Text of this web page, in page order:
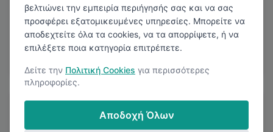
4.4 (1Κριτικές)
βελτιώνει την εμπειρία περιήγησής σας και να σας
προσφέρει εξατομικευμένες υπηρεσίες. Μπορείτε να
αποδεχτείτε όλα τα cookies, να τα απορρίψετε, ή να
επιλέξετε ποια κατηγορία επιτρέπετε.
Δείτε την Πολιτική Cookies για περισσότερες
πληροφορίες.
Αποδοχή Όλων